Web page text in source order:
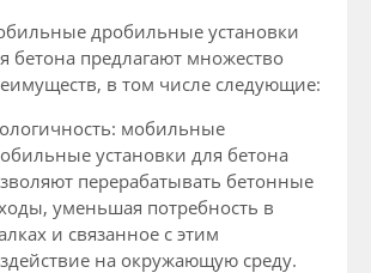
дробильные установки
бетона предлагают множество
в том числе следующие:
мобильные
установки для бетона
перерабатывать бетонные
уменьшая потребность в
и связанное с этим
на окружающую среду.